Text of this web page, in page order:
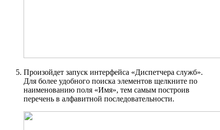
Произойдет запуск интерфейса «Диспетчера служб».
Для более удобного поиска элементов щелкните по
наименованию поля «Имя», тем самым построив
перечень в алфавитной последовательности.